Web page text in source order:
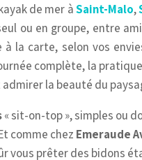
de mer àSaint-Malo,
ou en groupe, entre
la carte, selon vos
complète, la
la beauté du
« sit-on-top », simples ou
comme chez Emeraude
vous prêter des bidons